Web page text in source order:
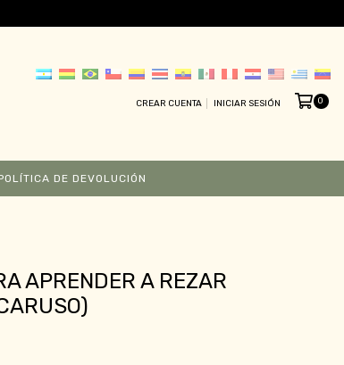
CREAR CUENTA INICIAR SESIÓN 0
DE DEVOLUCIÓN
APRENDER A REZAR